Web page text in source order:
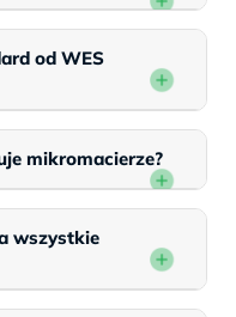
od WES
mikromacierze?
wszystkie